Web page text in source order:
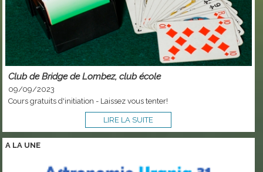
Club de Bridge de Lombez, club école
09/09/2023
Cours gratuits d'initiation - Laissez vous tenter!
LIRE LA SUITE
A LA UNE